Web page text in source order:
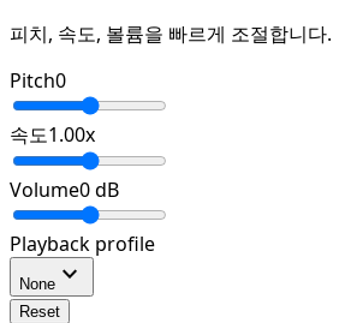
피치, 속도, 볼륨을 빠르게 조절합니다.
Pitch0
속도1.00x
Volume0dB
Playback profile
None expand_more
Reset